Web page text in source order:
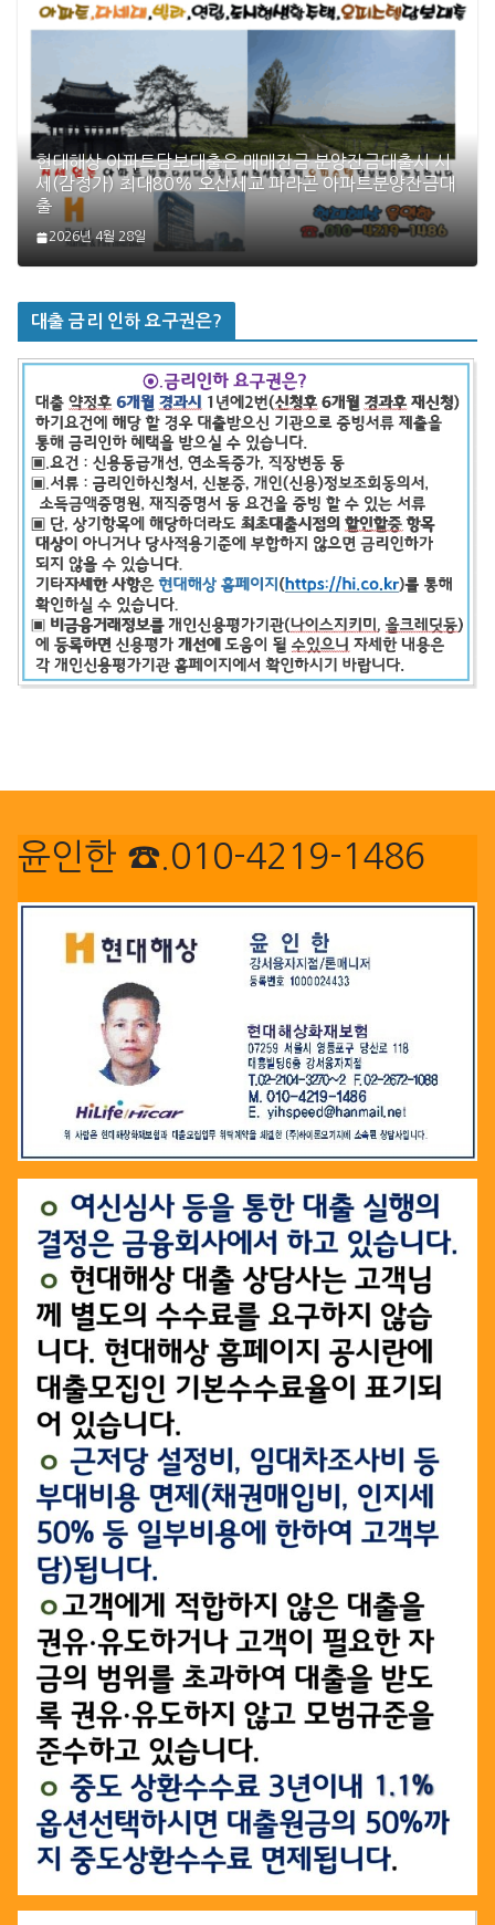
현대해상 아파트담보대출은 매매잔금 분양잔금대출시 시
세(감정가) 최대80% 오산세교 파라곤 아파트분양잔금대
출
2026년 4월 28일
대출 금리 인하 요구권은?
윤인한 ☎.010-4219-1486